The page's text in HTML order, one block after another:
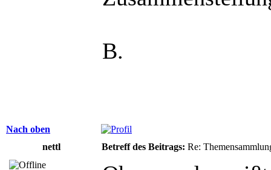
B.
Nach oben
nettl
Betreff des Beitrags: Re: